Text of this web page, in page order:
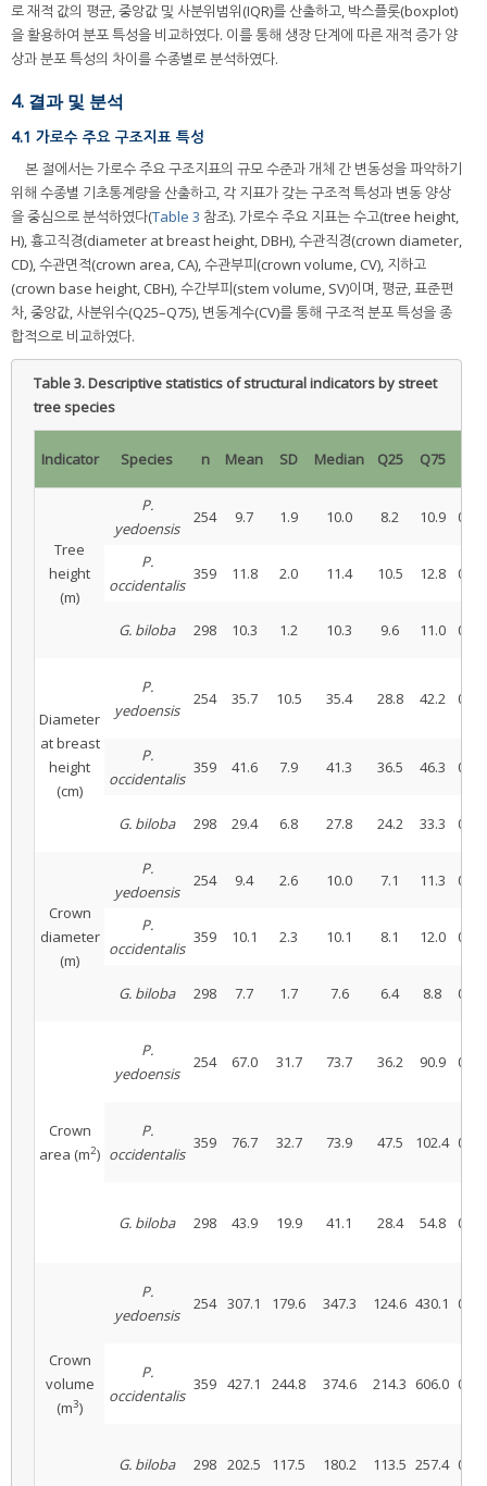
로 재적 값의 평균, 중앙값 및 사분위범위(IQR)를 산출하고, 박스플롯(boxplot)
을 활용하여 분포 특성을 비교하였다. 이를 통해 생장 단계에 따른 재적 증가 양
상과 분포 특성의 차이를 수종별로 분석하였다.
4. 결과 및 분석
4.1 가로수 주요 구조지표 특성
본 절에서는 가로수 주요 구조지표의 규모 수준과 개체 간 변동성을 파악하기
위해 수종별 기초통계량을 산출하고, 각 지표가 갖는 구조적 특성과 변동 양상
을 중심으로 분석하였다(Table 3 참조). 가로수 주요 지표는 수고(tree height,
H), 흉고직경(diameter at breast height, DBH), 수관직경(crown diameter,
CD), 수관면적(crown area, CA), 수관부피(crown volume, CV), 지하고
(crown base height, CBH), 수간부피(stem volume, SV)이며, 평균, 표준편
차, 중앙값, 사분위수(Q25–Q75), 변동계수(CV)를 통해 구조적 분포 특성을 종
합적으로 비교하였다.
Table 3.Descriptive statistics of structural indicators by street
tree species
Indicator Species n Mean SD Median Q25 Q75
Tree
height
(m)
P.
yedoensis
254 9.7 1.9 10.0 8.2 10.9 0.19
P.
occidentalis
359 11.8 2.0 11.4 10.5 12.8 0.17
G. biloba 298 10.3 1.2 10.3 9.6 11.0 0.12
Diameter
at breast
height
(cm)
P.
yedoensis
254 35.7 10.5 35.4 28.8 42.2 0.29
P.
occidentalis
359 41.6 7.9 41.3 36.5 46.3 0.19
G. biloba 298 29.4 6.8 27.8 24.2 33.3 0.23
Crown
diameter
(m)
P.
yedoensis
254 9.4 2.6 10.0 7.1 11.3 0.27
P.
occidentalis
359 10.1 2.3 10.1 8.1 12.0 0.23
G. biloba 298 7.7 1.7 7.6 6.4 8.8 0.22
Crown
area (m2)
P.
yedoensis
254 67.0 31.7 73.7 36.2 90.9 0.47
P.
occidentalis
359 76.7 32.7 73.9 47.5 102.4 0.43
G. biloba 298 43.9 19.9 41.1 28.4 54.8 0.45
Crown
volume
(m3)
P.
yedoensis
254 307.1 179.6 347.3 124.6 430.1 0.58
P.
occidentalis
359 427.1 244.8 374.6 214.3 606.0 0.57
G. biloba 298 202.5 117.5 180.2 113.5 257.4 0.58